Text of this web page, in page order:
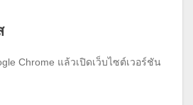
Chrome แล้วเปิดเว็บไซต์เวอร์ชัน